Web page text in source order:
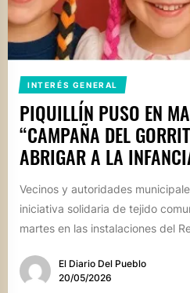
INTERÉS GENERAL
PIQUILLÍN PUSO EN
“CAMPAÑA DEL
ABRIGAR A LA
Vecinos y autoridades
iniciativa solidaria de tejido
martes en las instalaciones del
El Diario Del Pueblo
20/05/2026